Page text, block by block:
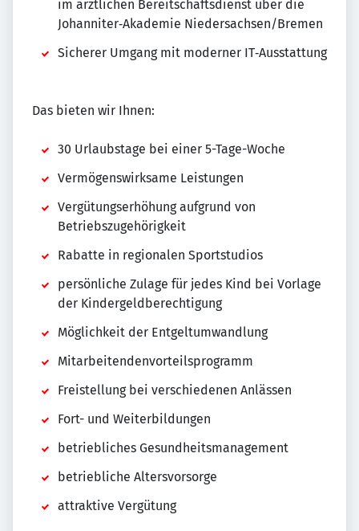
im ärztlichen Bereitschaftsdienst über die
Johanniter‑Akademie Niedersachsen/Bremen
Sicherer Umgang mit moderner IT‑Ausstattung
Das bieten wir Ihnen:
30 Urlaubstage bei einer 5-Tage-Woche
Vermögenswirksame Leistungen
Vergütungserhöhung aufgrund von
Betriebszugehörigkeit
Rabatte in regionalen Sportstudios
persönliche Zulage für jedes Kind bei Vorlage
der Kindergeldberechtigung
Möglichkeit der Entgeltumwandlung
Mitarbeitendenvorteilsprogramm
Freistellung bei verschiedenen Anlässen
Fort- und Weiterbildungen
betriebliches Gesundheitsmanagement
betriebliche Altersvorsorge
attraktive Vergütung